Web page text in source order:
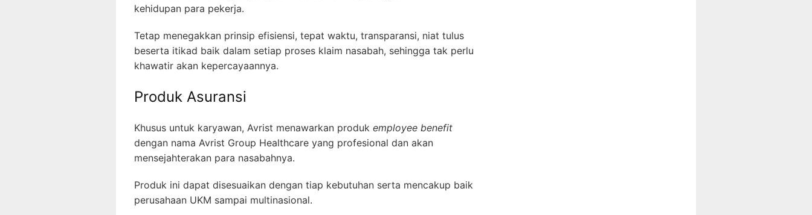
kehidupan para pekerja.
Tetap menegakkan prinsip efisiensi, tepat waktu, transparansi, niat tulus
beserta itikad baik dalam setiap proses klaim nasabah, sehingga tak perlu
khawatir akan kepercayaannya.
Produk Asuransi
Khusus untuk karyawan, Avrist menawarkan produk employee benefit
dengan nama Avrist Group Healthcare yang profesional dan akan
mensejahterakan para nasabahnya.
Produk ini dapat disesuaikan dengan tiap kebutuhan serta mencakup baik
perusahaan UKM sampai multinasional.